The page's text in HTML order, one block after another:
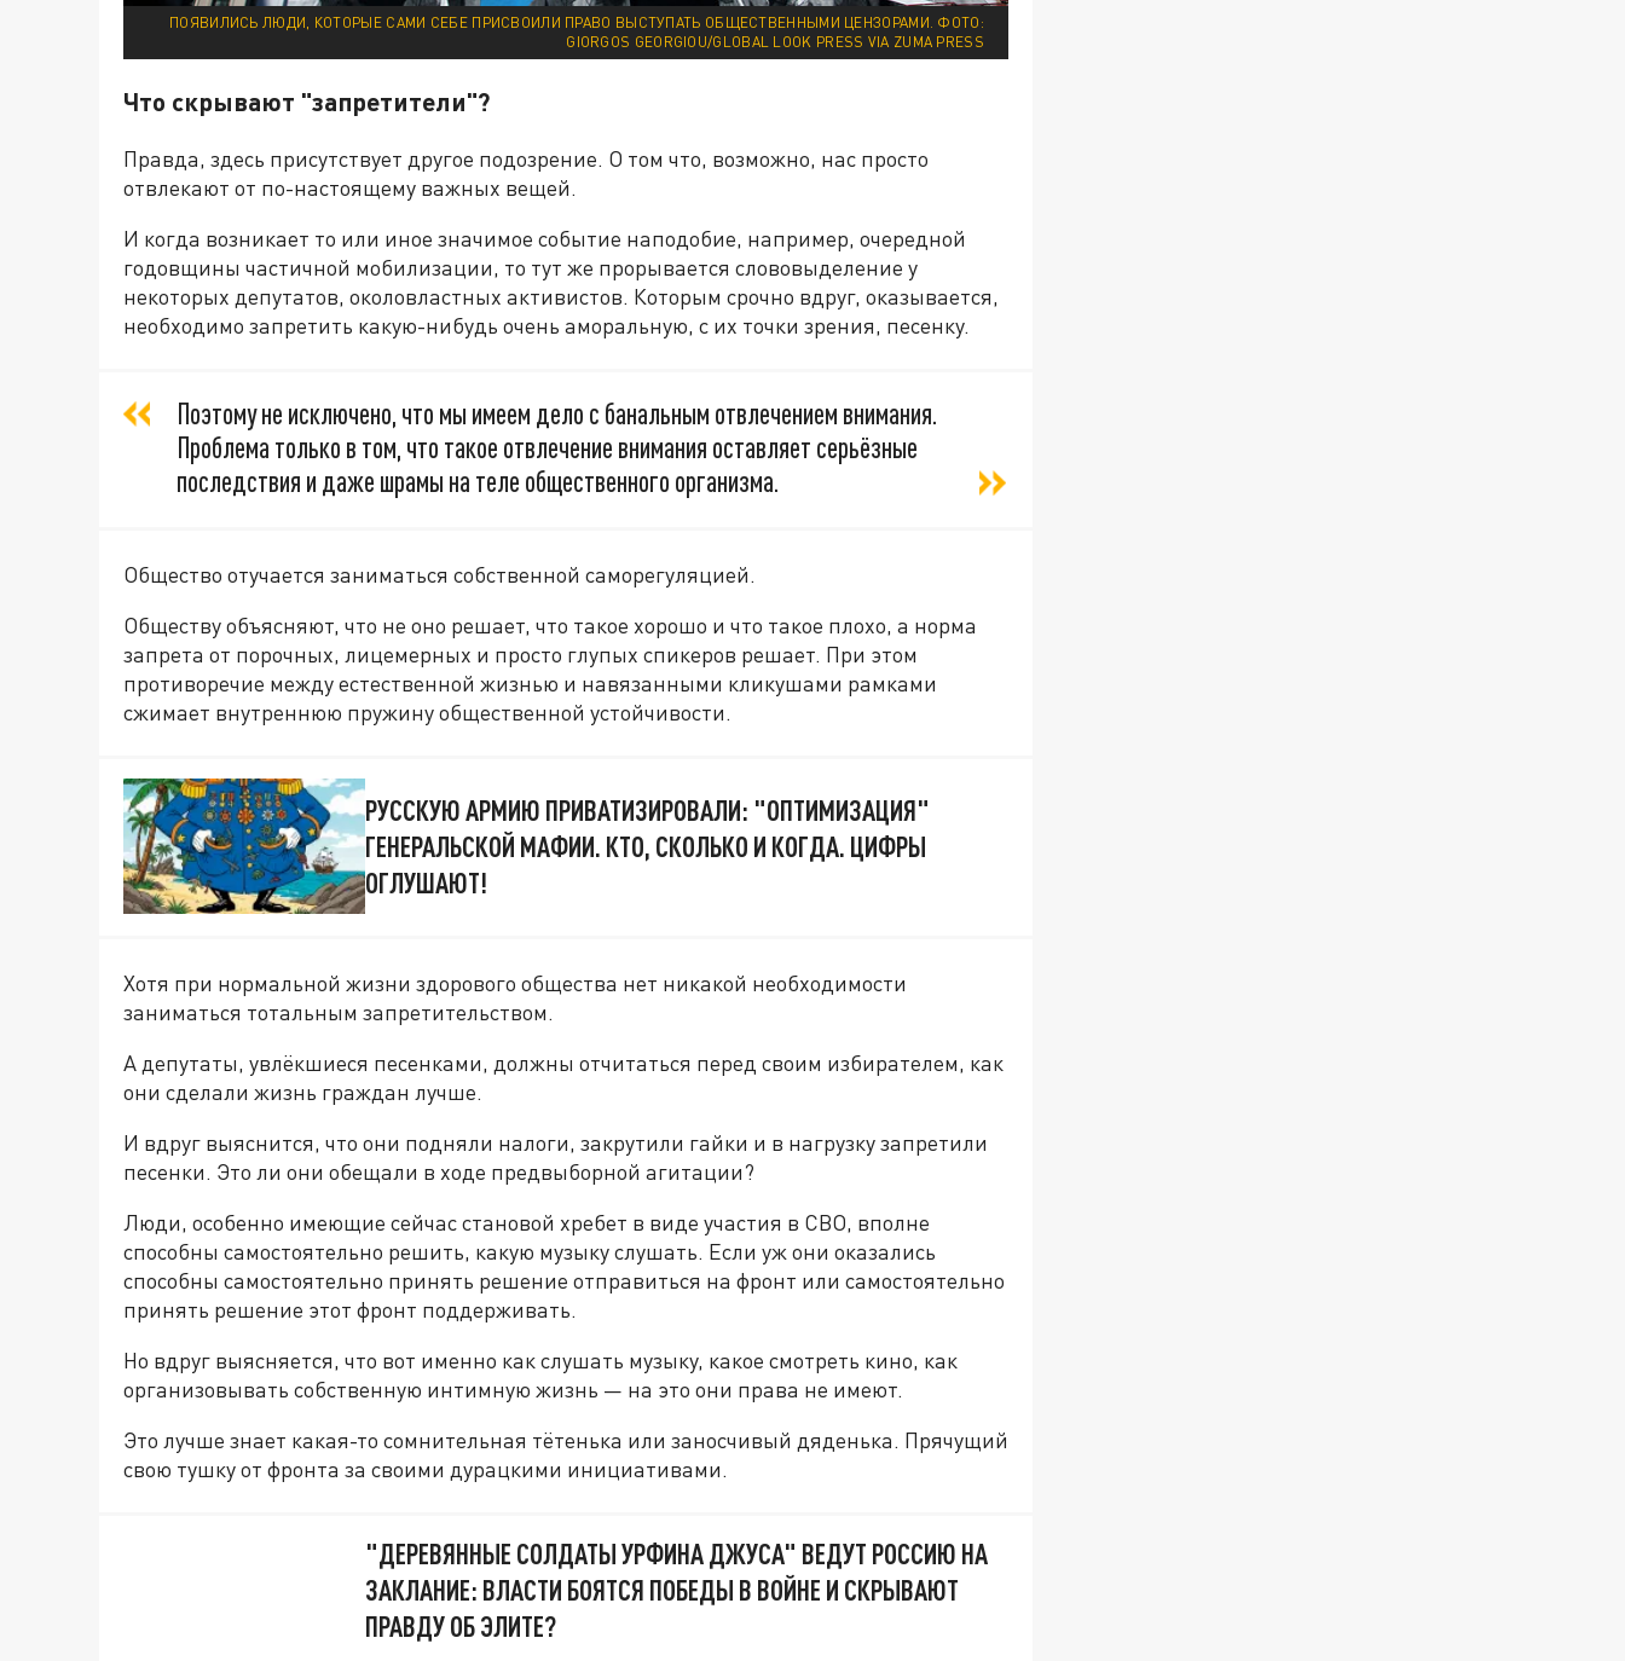
ПОЯВИЛИСЬ ЛЮДИ, КОТОРЫЕ САМИ СЕБЕ ПРИСВОИЛИ ПРАВО ВЫСТУПАТЬ ОБЩЕСТВЕННЫМИ ЦЕНЗОРАМИ. ФОТО:
GIORGOS GEORGIOU/GLOBAL LOOK PRESS VIA ZUMA PRESS
Что скрывают "запретители"?
Правда, здесь присутствует другое подозрение. О том что, возможно, нас просто
отвлекают от по-настоящему важных вещей.
И когда возникает то или иное значимое событие наподобие, например, очередной
годовщины частичной мобилизации, то тут же прорывается слововыделение у
некоторых депутатов, околовластных активистов. Которым срочно вдруг, оказывается,
необходимо запретить какую-нибудь очень аморальную, с их точки зрения, песенку.
Поэтому не исключено, что мы имеем дело с банальным отвлечением внимания.
Проблема только в том, что такое отвлечение внимания оставляет серьёзные
последствия и даже шрамы на теле общественного организма.
Общество отучается заниматься собственной саморегуляцией.
Обществу объясняют, что не оно решает, что такое хорошо и что такое плохо, а норма
запрета от порочных, лицемерных и просто глупых спикеров решает. При этом
противоречие между естественной жизнью и навязанными кликушами рамками
сжимает внутреннюю пружину общественной устойчивости.
РУССКУЮ АРМИЮ ПРИВАТИЗИРОВАЛИ: "ОПТИМИЗАЦИЯ"
ГЕНЕРАЛЬСКОЙ МАФИИ. КТО, СКОЛЬКО И КОГДА. ЦИФРЫ
ОГЛУШАЮТ!
Хотя при нормальной жизни здорового общества нет никакой необходимости
заниматься тотальным запретительством.
А депутаты, увлёкшиеся песенками, должны отчитаться перед своим избирателем, как
они сделали жизнь граждан лучше.
И вдруг выяснится, что они подняли налоги, закрутили гайки и в нагрузку запретили
песенки. Это ли они обещали в ходе предвыборной агитации?
Люди, особенно имеющие сейчас становой хребет в виде участия в СВО, вполне
способны самостоятельно решить, какую музыку слушать. Если уж они оказались
способны самостоятельно принять решение отправиться на фронт или самостоятельно
принять решение этот фронт поддерживать.
Но вдруг выясняется, что вот именно как слушать музыку, какое смотреть кино, как
организовывать собственную интимную жизнь — на это они права не имеют.
Это лучше знает какая-то сомнительная тётенька или заносчивый дяденька. Прячущий
свою тушку от фронта за своими дурацкими инициативами.
"ДЕРЕВЯННЫЕ СОЛДАТЫ УРФИНА ДЖУСА" ВЕДУТ РОССИЮ НА
ЗАКЛАНИЕ: ВЛАСТИ БОЯТСЯ ПОБЕДЫ В ВОЙНЕ И СКРЫВАЮТ
ПРАВДУ ОБ ЭЛИТЕ?